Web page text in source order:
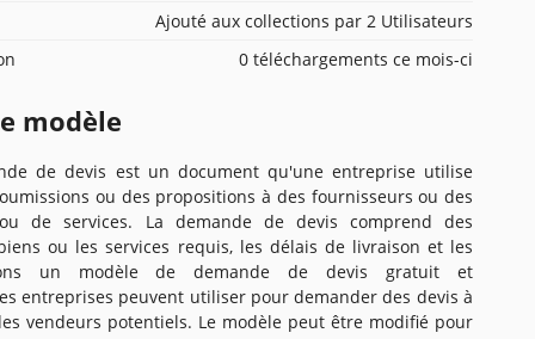
Ajouté aux collections par 2 Utilisateurs
0 téléchargements ce mois-ci
modèle
de devis est un document qu'une entreprise utilise
ou des propositions à des fournisseurs ou des
de services. La demande de devis comprend des
ou les services requis, les délais de livraison et les
un modèle de demande de devis gratuit et
entreprises peuvent utiliser pour demander des devis à
vendeurs potentiels. Le modèle peut être modifié pour